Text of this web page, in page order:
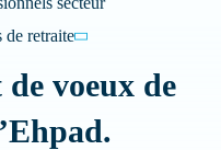
de retraite
voeux de
recherchez-vous